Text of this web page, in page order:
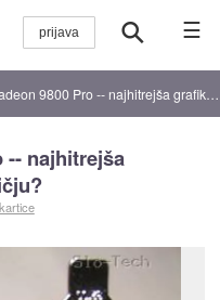
☰
Pro -- najhitrejša grafikulja na zemljinem obličju?
-- najhitrejša